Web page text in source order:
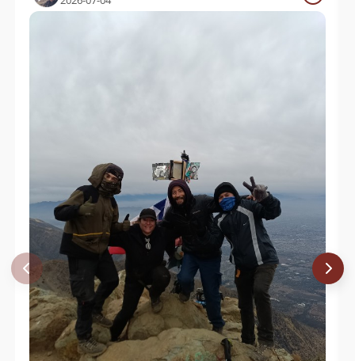
Álvaro Vivanco
28/05/22 Matias Faundez
14/05/22 Daniel Cortijo Bazan
05/04/22 Cristián Gálvez
13/03/22 Christian Lopez
12/03/22 Fabián Andrade
27/02/22 Cristián Gálvez